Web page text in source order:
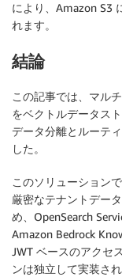
により、Amazon S3
れます。
結論
この記事では、マル
をベクトルデータス
データ分離とルーテ
した。
このソリューション
厳密なテナントデー
め、OpenSearch
Amazon Bedrock
JWT ベースのアクセ
ンは独立して実装され